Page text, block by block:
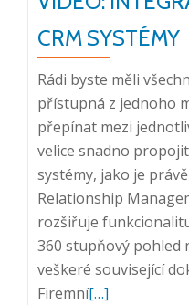
CRM SYSTÉMY
Rádi byste měli
přístupná z jednoho
přepínat mezi
velice snadno
systémy, jako je
Relationship
rozšiřuje
360 stupňový pohled
veškeré související
FiremníPřečtěte
[…]